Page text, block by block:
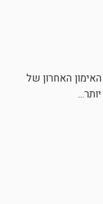
האחרון של